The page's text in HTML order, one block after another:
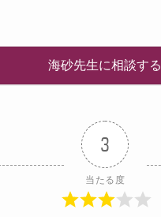
海砂先生に相談する
3
当たる度